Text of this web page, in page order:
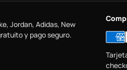
Jordan, Adidas, New
y pago seguro.